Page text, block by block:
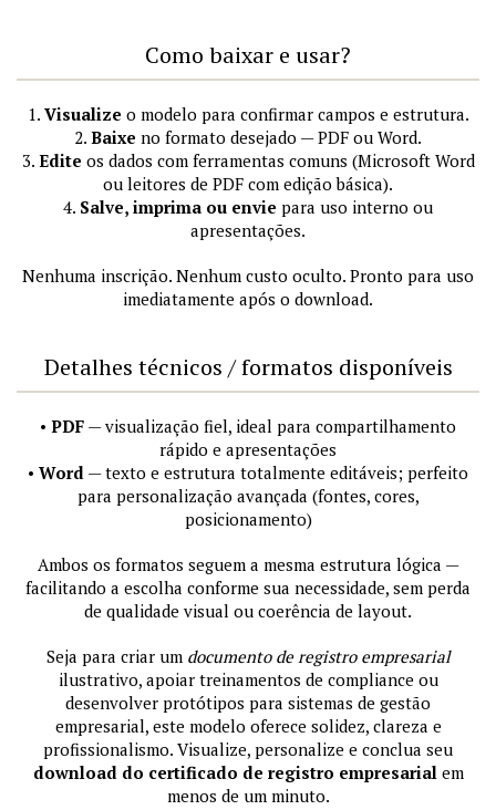
Como baixar e usar?
1. Visualize o modelo para confirmar campos e estrutura.
2. Baixe no formato desejado — PDF ou Word.
3. Edite os dados com ferramentas comuns (Microsoft Word
ou leitores de PDF com edição básica).
4. Salve, imprima ou envie para uso interno ou
apresentações.
Nenhuma inscrição. Nenhum custo oculto. Pronto para uso
imediatamente após o download.
Detalhes técnicos / formatos disponíveis
• PDF — visualização fiel, ideal para compartilhamento
rápido e apresentações
• Word — texto e estrutura totalmente editáveis; perfeito
para personalização avançada (fontes, cores,
posicionamento)
Ambos os formatos seguem a mesma estrutura lógica —
facilitando a escolha conforme sua necessidade, sem perda
de qualidade visual ou coerência de layout.
Seja para criar um documento de registro empresarial
ilustrativo, apoiar treinamentos de compliance ou
desenvolver protótipos para sistemas de gestão
empresarial, este modelo oferece solidez, clareza e
profissionalismo. Visualize, personalize e conclua seu
download do certificado de registro empresarialem
menos de um minuto.